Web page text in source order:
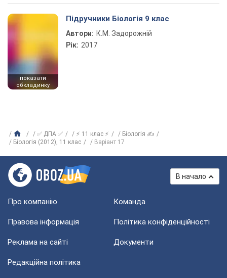
показати
обкладинку
Підручники Біологія 9 клас
Автори: К.М. Задорожній
Рік: 2017
✅ ДПА ✅ ⚡ 11 клас ⚡
Біологія ✍
Біологія (2012), 11 клас
Варіант 17
В начало
Про компанію Команда
Правова інформація Політика конфіденційності
Реклама на сайті Документи
Редакційна політика